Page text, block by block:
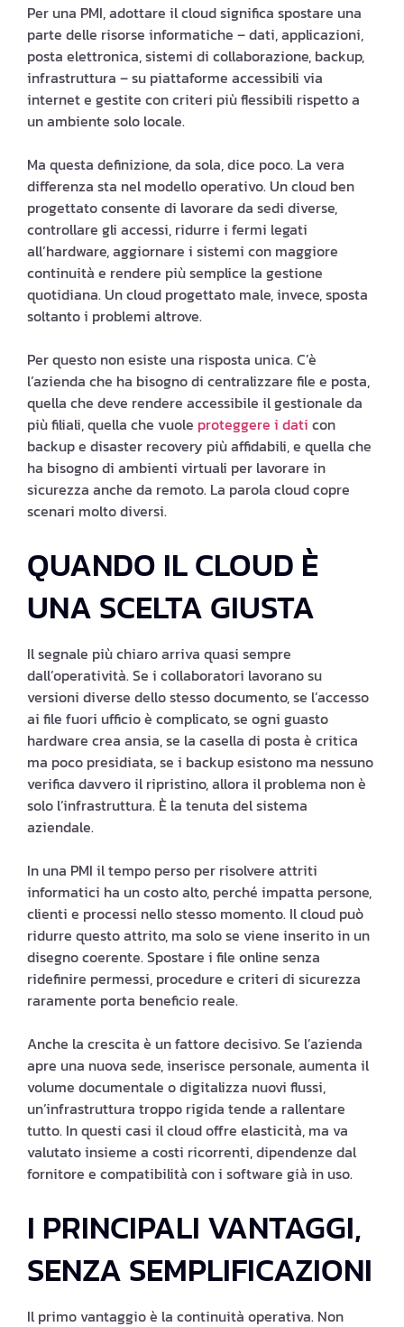
Per una PMI, adottare il cloud significa spostare una
parte delle risorse informatiche – dati, applicazioni,
posta elettronica, sistemi di collaborazione, backup,
infrastruttura – su piattaforme accessibili via
internet e gestite con criteri più flessibili rispetto a
un ambiente solo locale.
Ma questa definizione, da sola, dice poco. La vera
differenza sta nel modello operativo. Un cloud ben
progettato consente di lavorare da sedi diverse,
controllare gli accessi, ridurre i fermi legati
all’hardware, aggiornare i sistemi con maggiore
continuità e rendere più semplice la gestione
quotidiana. Un cloud progettato male, invece, sposta
soltanto i problemi altrove.
Per questo non esiste una risposta unica. C’è
l’azienda che ha bisogno di centralizzare file e posta,
quella che deve rendere accessibile il gestionale da
più filiali, quella che vuole proteggere i dati con
backup e disaster recovery più affidabili, e quella che
ha bisogno di ambienti virtuali per lavorare in
sicurezza anche da remoto. La parola cloud copre
scenari molto diversi.
QUANDO IL CLOUD È
UNA SCELTA GIUSTA
Il segnale più chiaro arriva quasi sempre
dall’operatività. Se i collaboratori lavorano su
versioni diverse dello stesso documento, se l’accesso
ai file fuori ufficio è complicato, se ogni guasto
hardware crea ansia, se la casella di posta è critica
ma poco presidiata, se i backup esistono ma nessuno
verifica davvero il ripristino, allora il problema non è
solo l’infrastruttura. È la tenuta del sistema
aziendale.
In una PMI il tempo perso per risolvere attriti
informatici ha un costo alto, perché impatta persone,
clienti e processi nello stesso momento. Il cloud può
ridurre questo attrito, ma solo se viene inserito in un
disegno coerente. Spostare i file online senza
ridefinire permessi, procedure e criteri di sicurezza
raramente porta beneficio reale.
Anche la crescita è un fattore decisivo. Se l’azienda
apre una nuova sede, inserisce personale, aumenta il
volume documentale o digitalizza nuovi flussi,
un’infrastruttura troppo rigida tende a rallentare
tutto. In questi casi il cloud offre elasticità, ma va
valutato insieme a costi ricorrenti, dipendenze dal
fornitore e compatibilità con i software già in uso.
I PRINCIPALI VANTAGGI,
SENZA SEMPLIFICAZIONI
Il primo vantaggio è la continuità operativa. Non